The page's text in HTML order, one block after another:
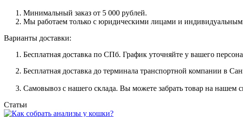
Минимальный заказ от 5 000 рублей.
Мы работаем только с юридическими лицами и
Варианты доставки:
Бесплатная доставка по СПб. График уточняйте у вашего
Бесплатная доставка до терминала транспортной компании в
Самовывоз с нашего склада. Вы можете забрать товар на нашем
Статьи